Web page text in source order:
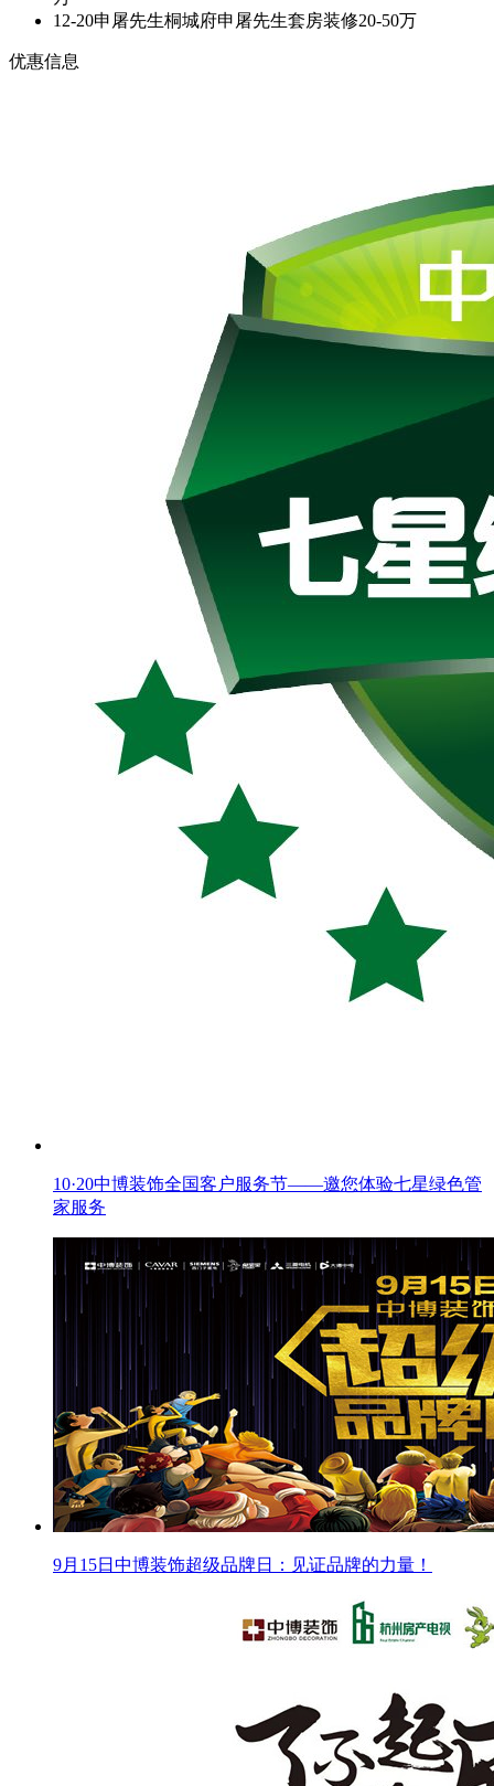
12-20申屠先生桐城府申屠先生套房装修20-50万
优惠信息
10·20中博装饰全国客户服务节——邀您体验七星绿色管
家服务
9月15日中博装饰超级品牌日：见证品牌的力量！